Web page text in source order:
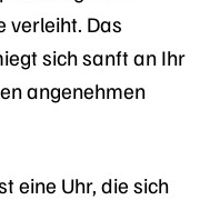
verleiht. Das
sich sanft an Ihr
angenehmen
eine Uhr, die sich